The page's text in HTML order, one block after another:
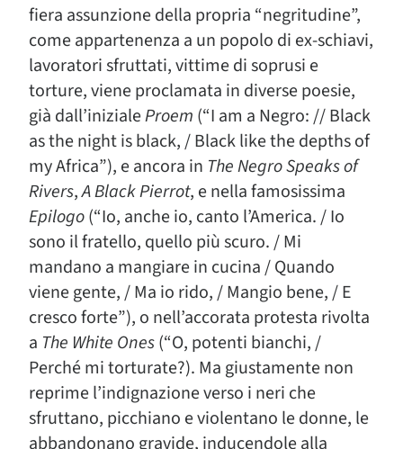
fiera assunzione della propria “negritudine”,
come appartenenza a un popolo di ex-schiavi,
lavoratori sfruttati, vittime di soprusi e
torture, viene proclamata in diverse poesie,
già dall’inizialeProem (“I am a Negro: // Black
as the night is black, / Black like the depths of
my Africa”), e ancora in The Negro Speaks of
Rivers,A Black Pierrot, e nella famosissima
Epilogo(“Io, anche io, canto l’America. / Io
sono il fratello, quello più scuro. / Mi
mandano a mangiare in cucina / Quando
viene gente, / Ma io rido, / Mangio bene, / E
cresco forte”), o nell’accorata protesta rivolta
a The White Ones(“O, potenti bianchi, /
Perché mi torturate?). Ma giustamente non
reprime l’indignazione verso i neri che
sfruttano, picchiano e violentano le donne, le
abbandonano gravide, inducendole alla